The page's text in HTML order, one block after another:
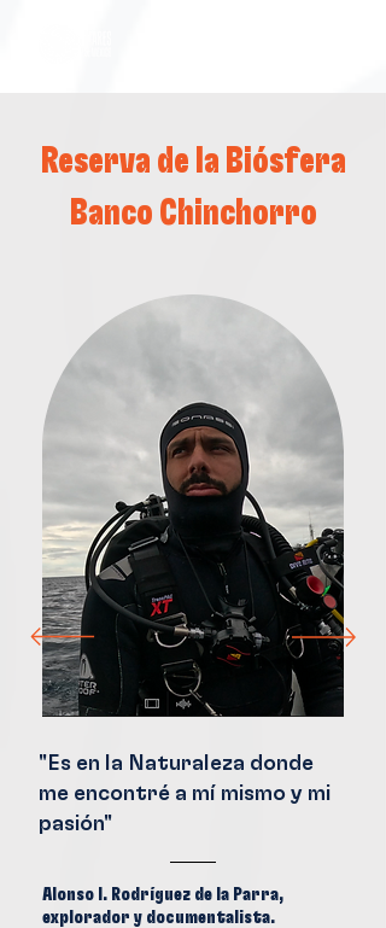
Reserva de la Biósfera
Banco Chinchorro
"Es en la Naturaleza donde
me encontré a mí mismo y mi
pasión"
Alonso I. Rodríguez de la Parra,
explorador y documentalista.